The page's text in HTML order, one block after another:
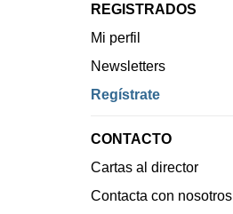
REGISTRADOS
Mi perfil
Newsletters
Regístrate
CONTACTO
Cartas al director
Contacta con nosotros